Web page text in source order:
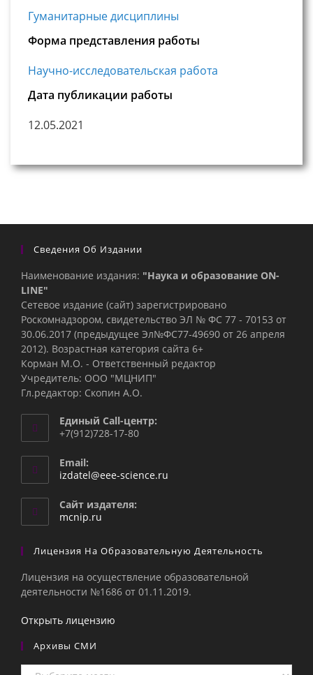
Гуманитарные дисциплины
Форма представления работы
Научно-исследовательская работа
Дата публикации работы
12.05.2021
Сведения Об Издании
Наименование издания: "Наука и образование ON-
LINE"
Сетевое издание (сайт) зарегистрировано
Роскомнадзором, свидетельство ЭЛ № ФС 77 - 70153 от
30.06.2017 (предыдущее Эл№ФC77-49690 от 26 апреля
2012). Возрастная категория сайта 6+
Корман М.О. - Ответственный редактор
Учредитель: ООО "МЦНИП"
Гл.редактор: Скопин А.О.
Единый Call-центр:
+7(912)728-17-80
Email:
izdatel@eee-science.ru
Сайт издателя:
mcnip.ru
Лицензия На Образовательную Деятельность
Лицензия на осуществление образовательной
деятельности №1686 от 01.11.2019.
Открыть лицензию
Архивы СМИ
Архивы